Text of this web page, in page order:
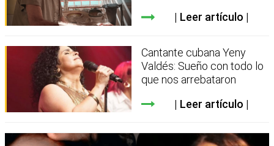
Leer artículo
Cantante cubana Yeny
Valdés: Sueño con todo lo
que nos arrebataron
Leer artículo